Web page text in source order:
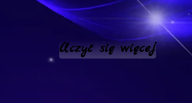
Uczyć się więcej